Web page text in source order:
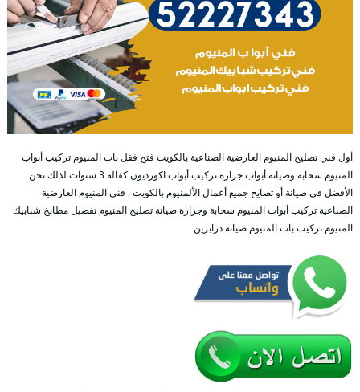
أول فني تصليح المنيوم العارضية الصناعية بالكويت فتح فقل باب المنيوم تركيب أبواب
المنيوم سحابة وصيانة أبواب جرارة تركيب أبواب اكورديون كفالة 3 سنوات لذلك نحن
الأفضل في صيانة أو تصايح جميع أعمال الألمنيوم بالكويت . فني المنيوم العارضية
الصناعية تركيب أبواب المنيوم سحابة وجرارة صيانة تصليح المنيوم تفصيل مطابخ شبابيك
المنيوم تركيب باب المنيوم صيانة درابزين